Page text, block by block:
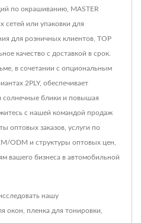
по окрашиванию, MASTER
сетей или упаковки для
для розничных клиентов, TOP
качество с доставкой в срок.
в сочетании с опциональным
2PLY, обеспечивает
солнечные блики и повышая
с нашей командой продаж
оптовых заказов, услуги по
ODM и структуры оптовых цен,
вашего бизнеса в автомобильной
нашу
окон пленка для тонировки